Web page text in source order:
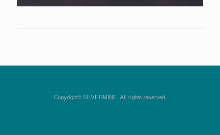
Copyright© SILVERMINE. All rights reserved.